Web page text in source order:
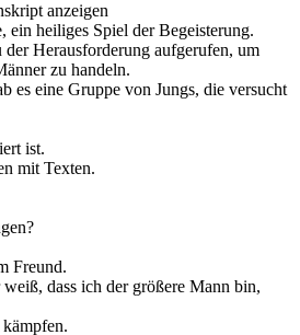
anzeigen
ein heiliges Spiel der Begeisterung.
Herausforderung aufgerufen, um
zu handeln.
es eine Gruppe von Jungs, die versucht
ist.
mit Texten.
Freund.
dass ich der größere Mann bin,